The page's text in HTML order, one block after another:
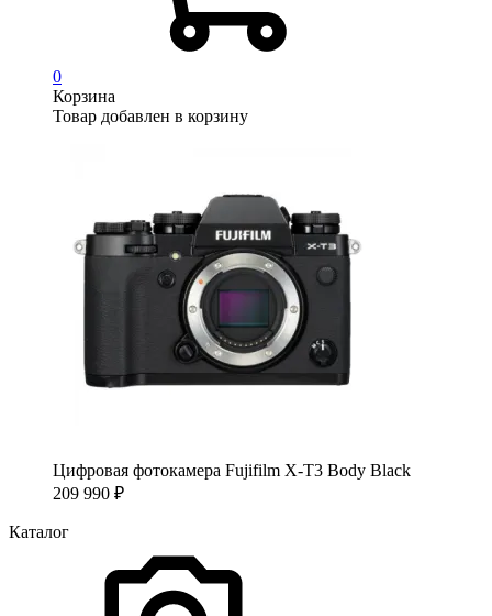
0
Корзина
Товар добавлен в корзину
Цифровая фотокамера Fujifilm X-T3 Body Black
209 990 ₽
Каталог